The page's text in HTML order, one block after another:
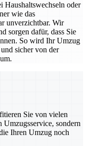
Haushaltswechseln oder
wie das
unverzichtbar. Wir
sorgen dafür, dass Sie
So wird Ihr Umzug
sicher von der
Sie von vielen
sondern
Ihren Umzug noch